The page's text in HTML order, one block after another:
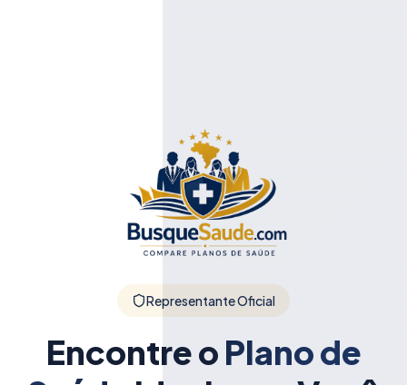
Representante Oficial
Encontre o Plano de